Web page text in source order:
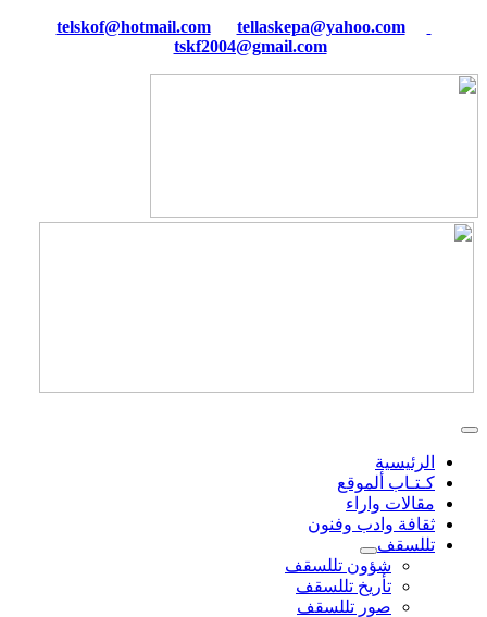
tellaskepa@yahoo.com
tskf2004@gmail.com
الرئيسية
كـتـاب ألموقع
مقالات واراء
ثقافة وادب وفنون
تللسقف
شؤون تللسقف
تأريخ تللسقف
صور تللسقف